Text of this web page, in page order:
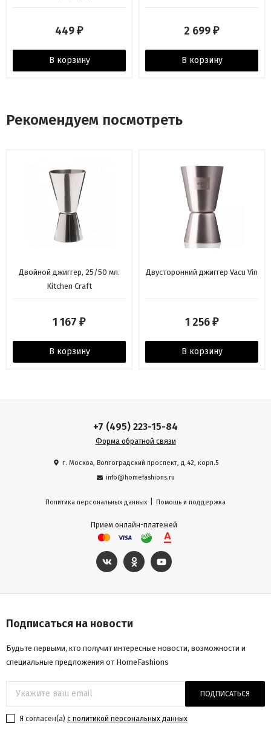
449 ₽
В корзину
2 699 ₽
В корзину
Рекомендуем посмотреть
Двойной джиггер, 25/50 мл.
Kitchen Craft
1 167 ₽
В корзину
Двусторонний джиггер Vacu Vin
1 256 ₽
В корзину
+7 (495) 223-15-84
Форма обратной связи
г. Москва, Волгоградский проспект, д.42, корп.5
info@homefashions.ru
Политика персональных данных Помощь и поддержка
Прием онлайн-платежей
Подписаться на новости
Будьте первыми, кто получит интересные новости, возможности и
специальные предложения от HomeFashions
ПОДПИСАТЬСЯ
Я согласен(a) с политикой персональных данных